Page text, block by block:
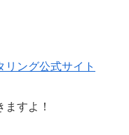
ング公式サイト
すよ！